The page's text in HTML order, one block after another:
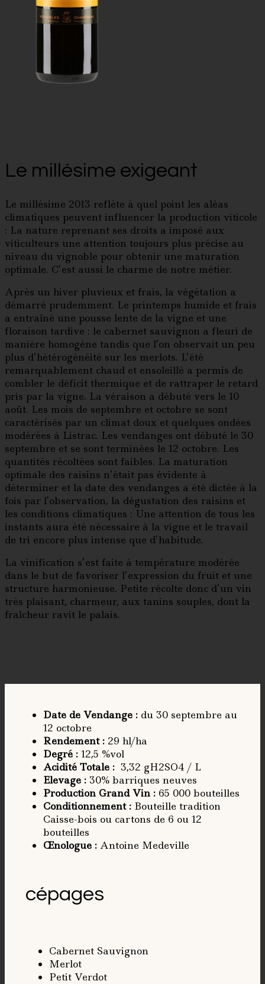
Le millésime exigeant
Le millésime 2013 reflète à quel point les aléas
climatiques peuvent influencer la production viticole
: La nature reprenant ses droits a imposé aux
viticulteurs une attention toujours plus précise au
niveau du vignoble pour obtenir une maturation
optimale. C’est aussi le charme de notre métier.
Après un hiver pluvieux et frais, la végétation a
démarré prudemment. Le printemps humide et frais
a entraîné une pousse lente de la vigne et une
floraison tardive : le cabernet sauvignon a fleuri de
manière homogène tandis que l’on observait un peu
plus d’hétérogénéité sur les merlots. L’été
remarquablement chaud et ensoleillé a permis de
combler le déficit thermique et de rattraper le retard
pris par la vigne. La véraison a débuté vers le 10
août. Les mois de septembre et octobre se sont
caractérisés par un climat doux et quelques ondées
modérées à Listrac. Les vendanges ont débuté le 30
septembre et se sont terminées le 12 octobre. Les
quantités récoltées sont faibles. La maturation
optimale des raisins n’était pas évidente à
déterminer et la date des vendanges a été dictée à la
fois par l’observation, la dégustation des raisins et
les conditions climatiques : Une attention de tous les
instants aura été nécessaire à la vigne et le travail
de tri encore plus intense que d’habitude.
La vinification s’est faite à température modérée
dans le but de favoriser l’expression du fruit et une
structure harmonieuse. Petite récolte donc d’un vin
très plaisant, charmeur, aux tanins souples, dont la
fraîcheur ravit le palais.
Date de Vendange : du 30 septembre au
12 octobre
Rendement : 29 hl/ha
Degré : 12,5 %vol
Acidité Totale : 3,32 gH2SO4 / L
Elevage : 30% barriques neuves
Production Grand Vin : 65 000 bouteilles
Conditionnement : Bouteille tradition
Caisse-bois ou cartons de 6 ou 12
bouteilles
Œnologue : Antoine Medeville
cépages
Cabernet Sauvignon
Merlot
Petit Verdot